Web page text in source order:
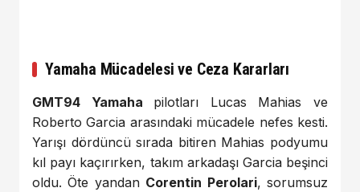
Yamaha Mücadelesi ve Ceza Kararları
GMT94 Yamaha pilotları Lucas Mahias ve
Roberto Garcia arasındaki mücadele nefes kesti.
Yarışı dördüncü sırada bitiren Mahias podyumu
kıl payı kaçırırken, takım arkadaşı Garcia beşinci
oldu. Öte yandan Corentin Perolari, sorumsuz